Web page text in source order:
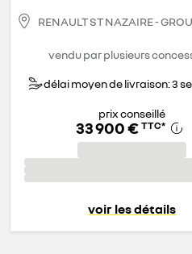
RENAULT ST NAZAIRE -
vendu par plusieurs
délai moyen de livraison: 3
prix conseillé
33 900 € TTC*
voir les détails